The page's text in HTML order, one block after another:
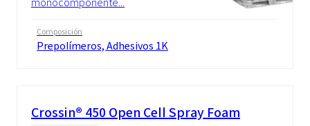
Composición
Prepolímeros, Adhesivos 1K
Crossin® 450 Open Cell Spray Foam